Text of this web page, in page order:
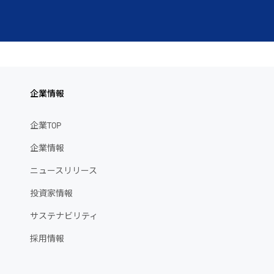
企業情報
企業TOP
企業情報
ニュースリリース
投資家情報
サステナビリティ
採用情報